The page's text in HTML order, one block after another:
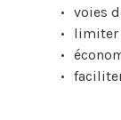
voies
limiter